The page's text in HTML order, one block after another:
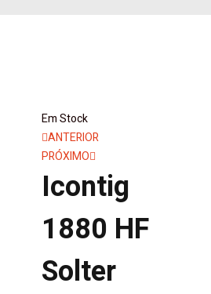
Em Stock
Navegação
de
artigos
ANTERIOR
PRÓXIMO
Icontig
1880 HF
Solter